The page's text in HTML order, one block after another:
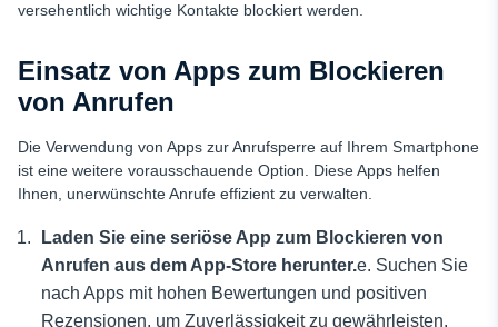
versehentlich wichtige Kontakte blockiert werden.
Einsatz von Apps zum Blockieren
von Anrufen
Die Verwendung von Apps zur Anrufsperre auf Ihrem Smartphone
ist eine weitere vorausschauende Option. Diese Apps helfen
Ihnen, unerwünschte Anrufe effizient zu verwalten.
Laden Sie eine seriöse App zum Blockieren von
Anrufen aus dem App-Store herunter.e. Suchen Sie
nach Apps mit hohen Bewertungen und positiven
Rezensionen, um Zuverlässigkeit zu gewährleisten.